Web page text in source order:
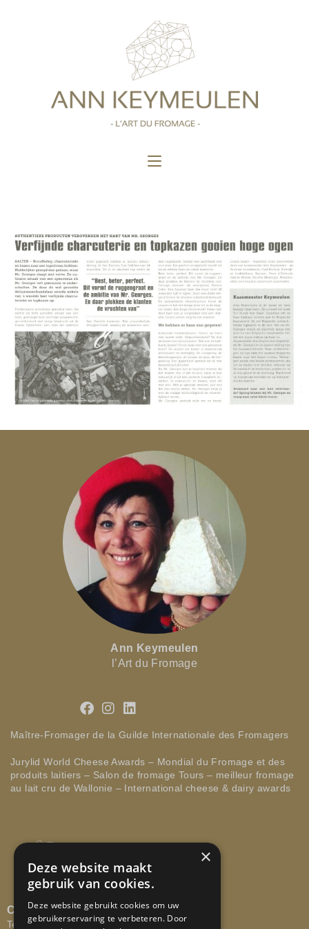
Ann Keymeulen
l’Art du Fromage
Maître-Fromager de la Guilde Internationale des Fromagers
Jurylid World Cheese Awards – Mondial du Fromage et des
produits laitiers – Salon de fromage Tours – meilleur fromage
au lait cru de Wallonie – International cheese & dairy awards
CONTACTEER ONS
Tel: +32 473 58 29 67
×
Deze website maakt
gebruik van cookies.
Deze website gebruikt cookies om uw
gebruikerservaring te verbeteren. Door